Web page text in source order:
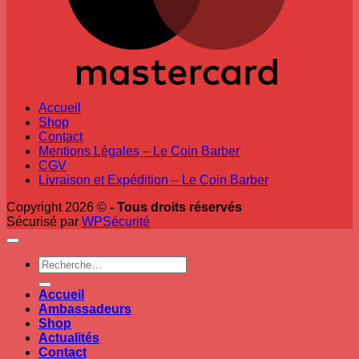
Accueil
Shop
Contact
Mentions Légales – Le Coin Barber
CGV
Livraison et Expédition – Le Coin Barber
Copyright 2026 © - Tous droits réservés
Sécurisé par WPSécurité
Recherche
pour :
Accueil
Ambassadeurs
Shop
Actualités
Contact